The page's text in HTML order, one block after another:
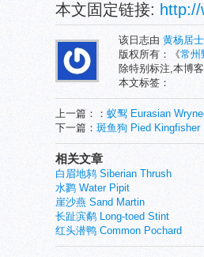
本文固定链接:
该日志由 黄杨居士
版权所有：《常州
除特别标注,本博
本文标签：
上一篇：： 蚁䴕 Eurasian
下一篇： 斑鱼狗 Pied Kingfisher
相关文章
白眉地鸫 Siberian Thrush
水鹨 Water Pipit
崖沙燕 Sand Martin
长趾滨鹬 Long-toed Stint
红头潜鸭 Common Pochard